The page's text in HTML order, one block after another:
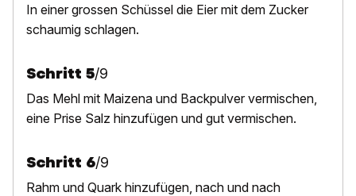
In einer grossen Schüssel die Eier mit dem Zucker
schaumig schlagen.
Schritt 5/9
Das Mehl mit Maizena und Backpulver vermischen,
eine Prise Salz hinzufügen und gut vermischen.
Schritt 6/9
Rahm und Quark hinzufügen, nach und nach